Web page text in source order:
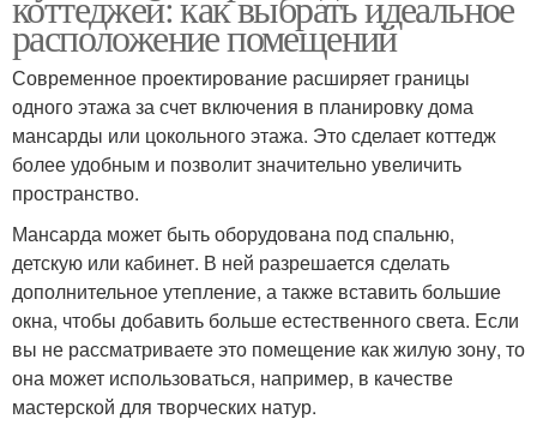
расположение помещений
Современное проектирование расширяет границы
одного этажа за счет включения в планировку дома
мансарды или цокольного этажа. Это сделает коттедж
более удобным и позволит значительно увеличить
пространство.
Мансарда может быть оборудована под спальню,
детскую или кабинет. В ней разрешается сделать
дополнительное утепление, а также вставить большие
окна, чтобы добавить больше естественного света. Если
вы не рассматриваете это помещение как жилую зону, то
она может использоваться, например, в качестве
мастерской для творческих натур.